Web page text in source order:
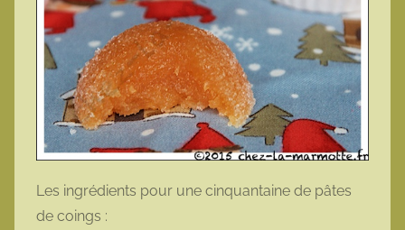
Les ingrédients pour une cinquantaine de pâtes
de coings :